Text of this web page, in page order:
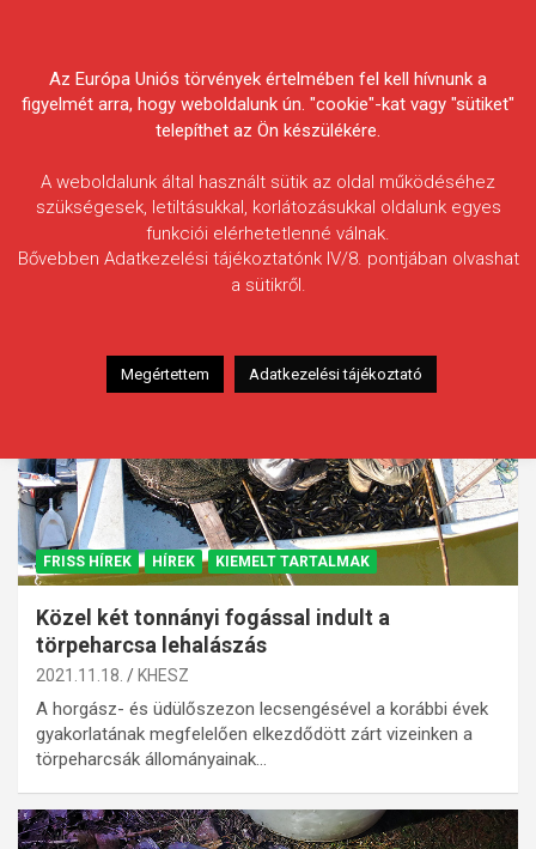
Egyesületek Szövetsége
Címke: Peresi-holtág
FRISS HÍREK HÍREK KIEMELT TARTALMAK
Közel két tonnányi fogással indult a
törpeharcsa lehalászás
2021.11.18. KHESZ
A horgász- és üdülőszezon lecsengésével a korábbi évek
gyakorlatának megfelelően elkezdődött zárt vizeinken a
törpeharcsák állományainak…
Az Európa Uniós törvények értelmében fel kell hívnunk a
figyelmét arra, hogy weboldalunk ún. "cookie"-kat vagy "sütiket"
telepíthet az Ön készülékére.
A weboldalunk által használt sütik az oldal működéséhez
szükségesek, letiltásukkal, korlátozásukkal oldalunk egyes
funkciói elérhetetlenné válnak.
Bővebben Adatkezelési tájékoztatónk IV/8. pontjában olvashat
a sütikről.
Megértettem Adatkezelési tájékoztató